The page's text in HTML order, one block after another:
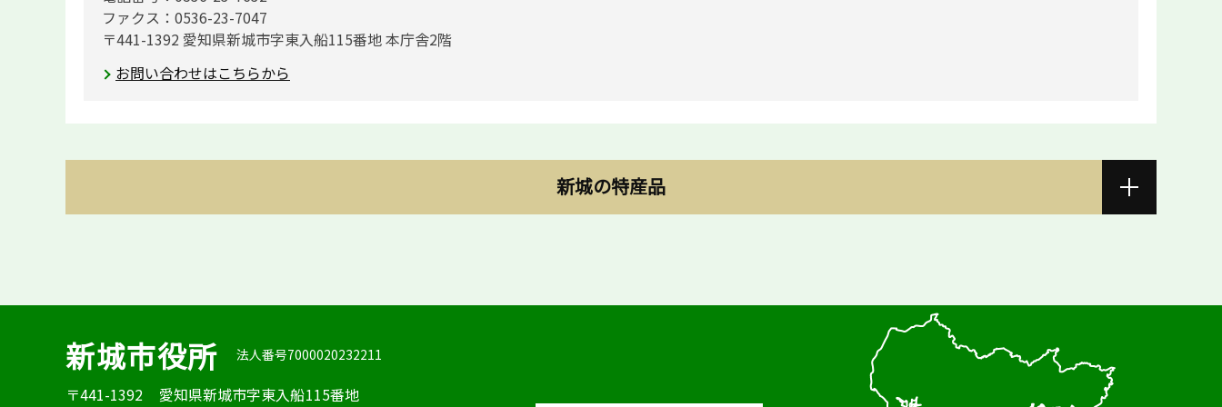
ファクス：0536-23-7047
〒441-1392 愛知県新城市字東入船115番地 本庁舎2階
お問い合わせはこちらから
新城の特産品
新城市役所 法人番号7000020232211
〒441-1392 愛知県新城市字東入船115番地